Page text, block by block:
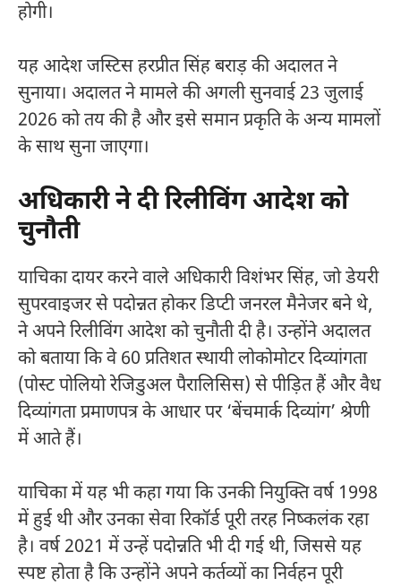
होगी।
यह आदेश जस्टिसहरप्रीत सिंह बराड़की अदालत ने
सुनाया। अदालत ने मामले की अगली सुनवाई 23 जुलाई
2026 को तय की है और इसे समान प्रकृति के अन्य मामलों
के साथ सुना जाएगा।
अधिकारी ने दी रिलीविंग आदेश को
चुनौती
याचिका दायर करने वाले अधिकारी विशंभर सिंह, जो डेयरी
सुपरवाइजर से पदोन्नत होकर डिप्टी जनरल मैनेजर बने थे,
ने अपने रिलीविंग आदेश को चुनौती दी है। उन्होंने अदालत
को बताया कि वे 60 प्रतिशत स्थायी लोकोमोटर दिव्यांगता
(पोस्ट पोलियो रेजिडुअल पैरालिसिस) से पीड़ित हैं और वैध
दिव्यांगता प्रमाणपत्र के आधार पर ‘बेंचमार्क दिव्यांग’ श्रेणी
में आते हैं।
याचिका में यह भी कहा गया कि उनकी नियुक्ति वर्ष 1998
में हुई थी और उनका सेवा रिकॉर्ड पूरी तरह निष्कलंक रहा
है। वर्ष 2021 में उन्हें पदोन्नति भी दी गई थी, जिससे यह
स्पष्ट होता है कि उन्होंने अपने कर्तव्यों का निर्वहन पूरी